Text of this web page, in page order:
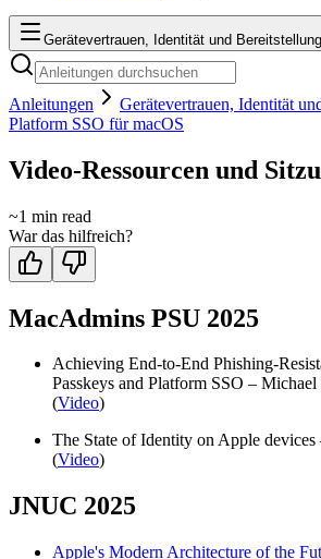
Gerätevertrauen, Identität und Bereitstellung
Anleitungen
Gerätevertrauen, Identität
Platform SSO für macOS
Video-Ressourcen und
~1 min read
War das hilfreich?
MacAdmins PSU 2025
Achieving End-to-End Phishing-
Passkeys and Platform SSO –
(Video)
The State of Identity on Apple
(Video)
JNUC 2025
Apple's Modern Architecture of the